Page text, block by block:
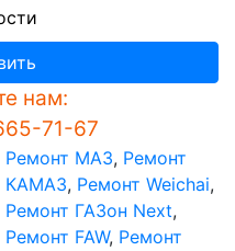
нам:
71-67
Ремонт МАЗ, Ремонт
КАМАЗ, Ремонт Weichai,
Ремонт ГАЗон Next,
Ремонт FAW, Ремонт